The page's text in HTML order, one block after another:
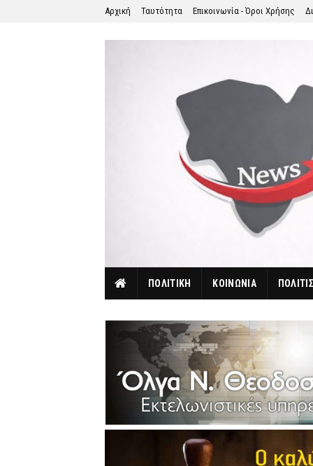
Αρχική Ταυτότητα Επικοινωνία - Όροι Χρήσης
ΠΟΛΙΤΙΚΗ ΚΟΙΝΩΝΙΑ